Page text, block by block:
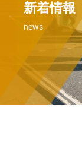
新着情報
news